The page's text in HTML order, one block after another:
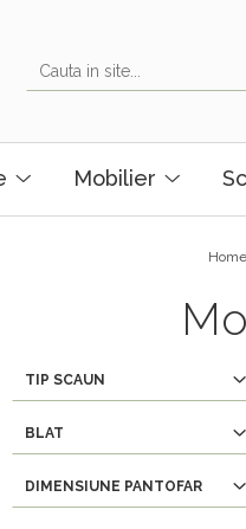
Mobilier
TIP SCAUN
BLAT
DIMENSIUNE PANTOFAR